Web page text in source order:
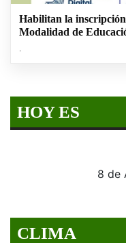
Habilitan la
Modalidad de
.
HOY ES
8 de
CLIMA